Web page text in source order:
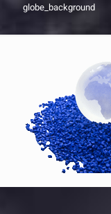
globe_background